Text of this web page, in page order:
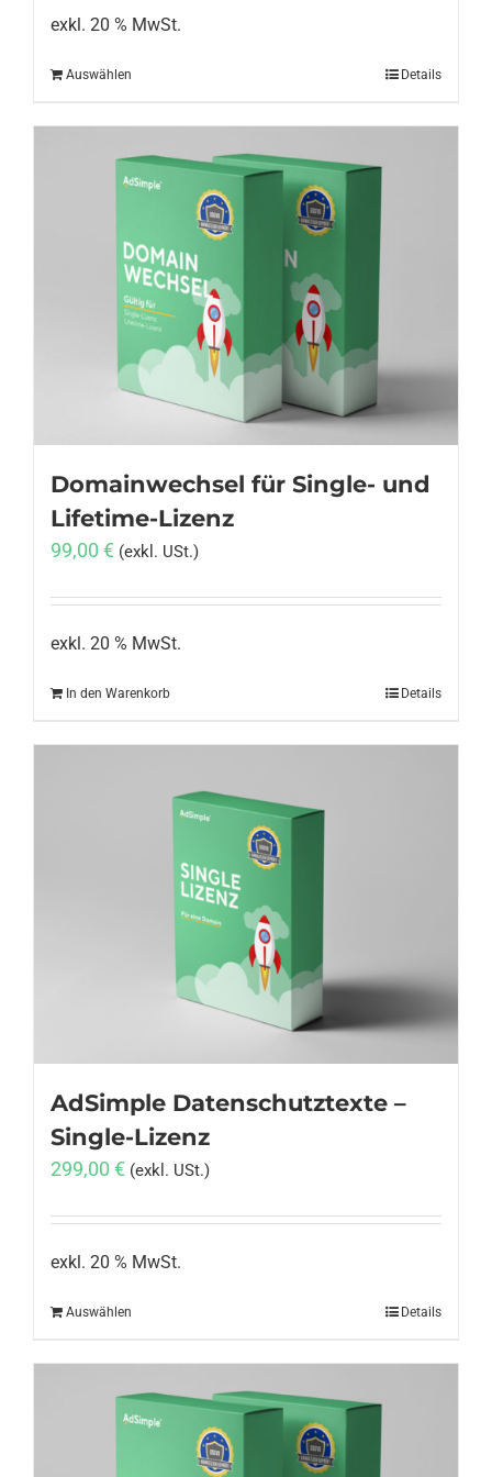
exkl. 20 % MwSt.
Auswählen Details
Domainwechsel für Single- und
Lifetime-Lizenz
99,00 € (exkl. USt.)
exkl. 20 % MwSt.
In den Warenkorb Details
AdSimple Datenschutztexte –
Single-Lizenz
299,00 € (exkl. USt.)
exkl. 20 % MwSt.
Auswählen Details